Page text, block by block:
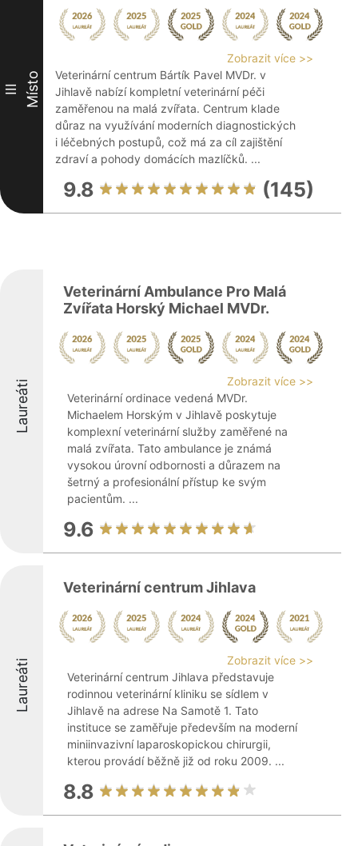
III Místo
Zobrazit více >>
Veterinární centrum Bártík Pavel MVDr. v
Jihlavě nabízí kompletní veterinární péči
zaměřenou na malá zvířata. Centrum klade
důraz na využívání moderních diagnostických
i léčebných postupů, což má za cíl zajištění
zdraví a pohody domácích mazlíčků. ...
9.8 (145)
Laureáti
Veterinární Ambulance Pro Malá
Zvířata Horský Michael MVDr.
Zobrazit více >>
Veterinární ordinace vedená MVDr.
Michaelem Horským v Jihlavě poskytuje
komplexní veterinární služby zaměřené na
malá zvířata. Tato ambulance je známá
vysokou úrovní odbornosti a důrazem na
šetrný a profesionální přístup ke svým
pacientům. ...
9.6
Laureáti
Veterinární centrum Jihlava
Zobrazit více >>
Veterinární centrum Jihlava představuje
rodinnou veterinární kliniku se sídlem v
Jihlavě na adrese Na Samotě 1. Tato
instituce se zaměřuje především na moderní
miniinvazivní laparoskopickou chirurgii,
kterou provádí běžně již od roku 2009. ...
8.8